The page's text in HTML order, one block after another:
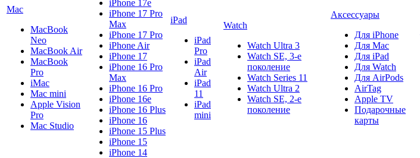
Mac
MacBook
Neo
MacBook Air
MacBook
Pro
iMac
Mac mini
Apple Vision
Pro
Mac Studio
iPhone 17e
iPhone 17 Pro
Max
iPhone 17 Pro
iPhone Air
iPhone 17
iPhone 16 Pro
Max
iPhone 16 Pro
iPhone 16e
iPhone 16 Plus
iPhone 16
iPhone 15 Plus
iPhone 15
iPhone 14
iPad
iPad
Pro
iPad
Air
iPad
11
iPad
mini
Watch
Watch Ultra 3
Watch SE, 3-е
поколение
Watch Series 11
Watch Ultra 2
Watch SE, 2-е
поколение
Аксессуары
Для iPhone
Для Mac
Для iPad
Для Watch
Для AirPods
AirTag
Apple TV
Подарочные
карты